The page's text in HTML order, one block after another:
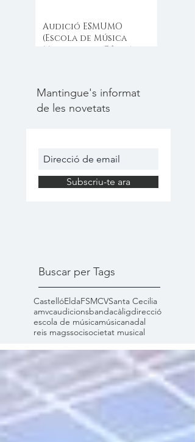
Audició ESMUMO
(Escola de Música
Moderna de Câlig)
Mantingue's informat
de les novetats
Subscriu-te ara
Buscar per Tags
CastellóEldaFSMCVSanta Cecilia
amvcaudicionsbandacàligdirecció
escola de músicamúsicanadal
reis magssocisocietat musical